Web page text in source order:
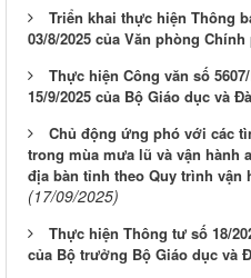
Triển khai thực hiện Thông
03/8/2025 của Văn phòng Chính
Thực hiện Công văn số
15/9/2025 của Bộ Giáo dục và
Chủ động ứng phó với các
trong mùa mưa lũ và vận hành
địa bàn tỉnh theo Quy trình vận
(17/09/2025)
Thực hiện Thông tư số 18/
của Bộ trưởng Bộ Giáo dục và